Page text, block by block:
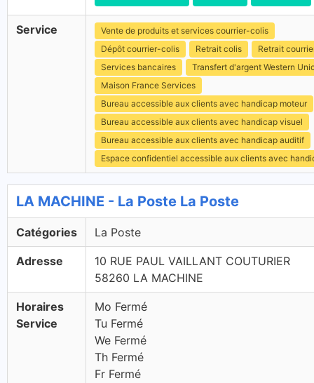
Service
Vente de produits et services courrier-colis
Dépôt courrier-colis
Retrait colis
Retrait
Services bancaires
Transfert d'argent Western
Maison France Services
Bureau accessible aux clients avec handicap moteur
Bureau accessible aux clients avec handicap visuel
Bureau accessible aux clients avec handicap auditif
Espace confidentiel accessible aux clients avec
LA MACHINE - La Poste La Poste
Catégories La Poste
Adresse
10 RUE PAUL VAILLANT COUTURIER
58260 LA MACHINE
Horaires
Service
Mo Fermé
Tu Fermé
We Fermé
Th Fermé
Fr Fermé